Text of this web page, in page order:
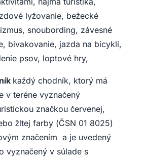
lyžovanie, bežecké
snoubording, závesné
bivakovanie, jazda na bicykli,
psov, loptové hry,
každý chodník, ktorý má
v teréne vyznačený
značkou červenej,
žltej farby (ČSN 01 8025)
značením a je uvedený
vyznačený v súlade s